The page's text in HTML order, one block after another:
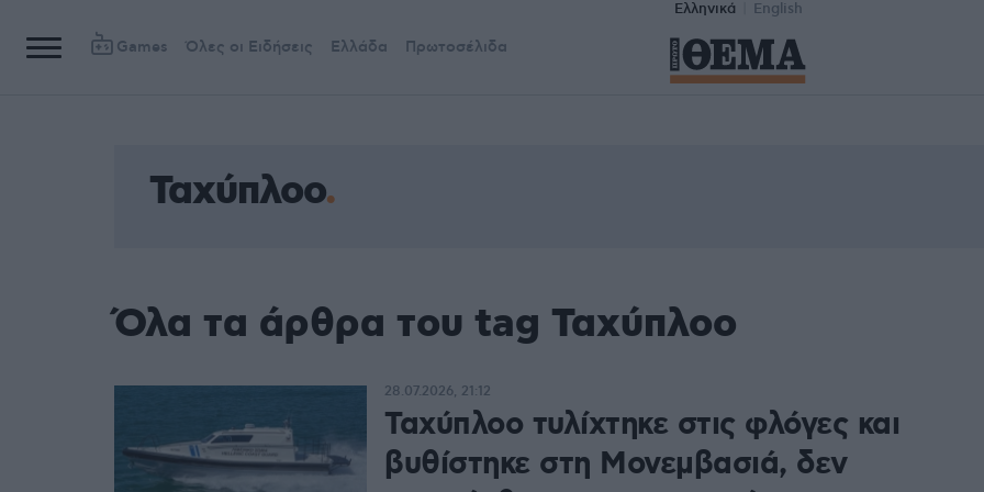
Ελληνικά English
Games Όλες οι Ειδήσεις Ελλάδα Πρωτοσέλιδα
Ταχύπλοο
Όλα τα άρθρα του tag Ταχύπλοο
Ταχύπλοο τυλίχτηκε στις φλόγες και
βυθίστηκε στη Μονεμβασιά, δεν
28.07.2026, 21:12